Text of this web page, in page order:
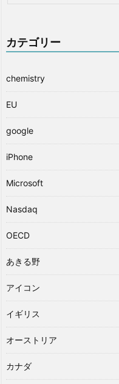
カテゴリー
chemistry
EU
google
iPhone
Microsoft
Nasdaq
OECD
あきる野
アイコン
イギリス
オーストリア
カナダ